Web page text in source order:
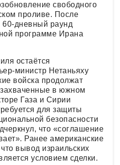
свободного
проливе. После
60-дневный раунд
программе Ирана
остаётся
министр Нетаньяху
войска продолжат
в южном
Газа и Сирии
для защиты
безопасности
что «соглашение
Ранее американские
вывод израильских
условием сделки.